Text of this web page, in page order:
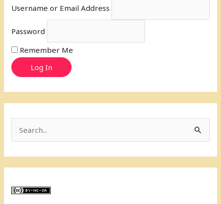
Username or Email Address
Password
Remember Me
Log In
c